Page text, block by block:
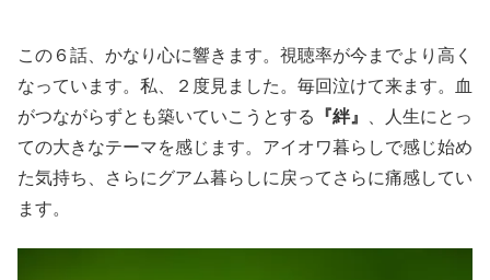
この６話、かなり心に響きます。視聴率が今までより高く
なっています。私、２度見ました。毎回泣けて来ます。血
がつながらずとも築いていこうとする
『絆』
、人生にとっ
ての大きなテーマを感じます。アイオワ暮らしで感じ始め
た気持ち、さらにグアム暮らしに戻ってさらに痛感してい
ます。